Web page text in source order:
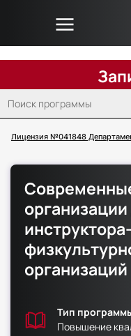
Лицензия №041848
Основная
навигация
Об университете
Дистанционное
Преподаватели
Вопрос-ответ
Способы оплаты
Поступающим
Сведения об
Контакты
организаций
Тип
Повышение